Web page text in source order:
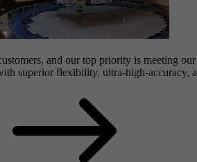
and our top priority is meeting
superior flexibility, ultra-high-accuracy,